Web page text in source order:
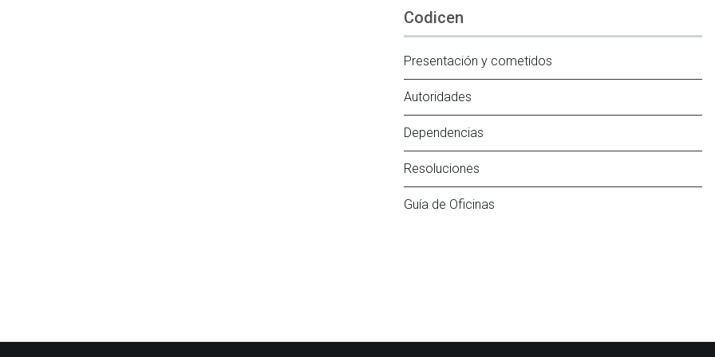
Codicen
Presentación y cometidos
Autoridades
Dependencias
Resoluciones
Guía de Oficinas